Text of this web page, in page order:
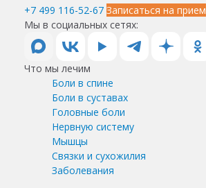
+7 499 116-52-67 Записаться на прием
Мы в социальных сетях:
Что мы лечим
Боли в спине
Боли в суставах
Головные боли
Нервную систему
Мышцы
Связки и сухожилия
Заболевания